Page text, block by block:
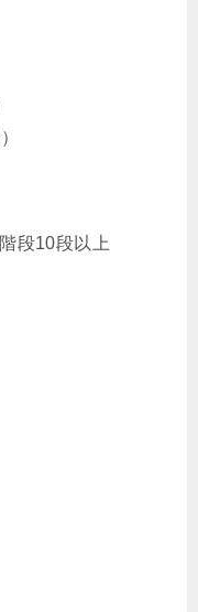
階段10段以上